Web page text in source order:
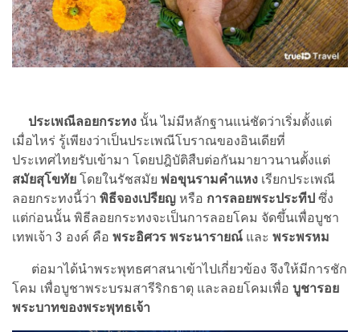
ประเพณีลอยกระทง นั้น ไม่มีหลักฐานแน่ชัดว่าเริ่มตั้งแต่
เมื่อไหร่ รู้เพียงว่าเป็นประเพณีโบราณของอินเดียที่
ประเทศไทยรับเข้ามา โดยปฎิบัติสืบต่อกันมายาวนานตั้งแต่
สมัยสุโขทัย โดยในรัชสมัย พ่อขุนรามคำแหง เรียกประเพณี
ลอยกระทงนี้ว่า พิธีจองเปรียญ หรือ การลอยพระประทีป ซึ่ง
แต่ก่อนนั้น พิธีลอยกระทงจะเป็นการลอยโคม จัดขึ้นเพื่อบูชา
เทพเจ้า 3 องค์ คือ พระอิศวร พระนารายณ์ และ พระพรหม
ต่อมาได้นำพระพุทธศาสนาเข้าไปเกี่ยวข้อง จึงให้มีการชัก
โคม เพื่อบูชาพระบรมสารีริกธาตุ และลอยโคมเพื่อ บูชารอย
พระบาทของพระพุทธเจ้า